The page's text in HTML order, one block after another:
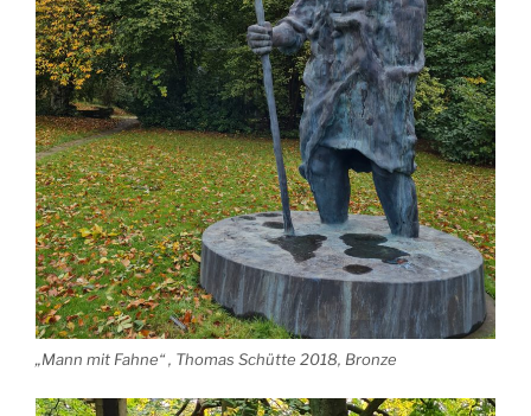
„Mann mit Fahne“ , Thomas Schütte 2018, Bronze